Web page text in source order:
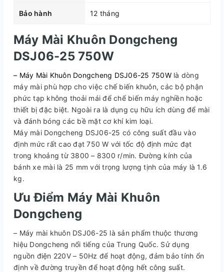
Bảo hành 12 tháng
Máy Mài Khuôn Dongcheng
DSJ06-25 750W
– Máy Mài Khuôn Dongcheng DSJ06-25 750Wlà dòng
máy mài phù hợp cho việc chế biến khuôn, các bộ phận
phức tạp không thoải mái để chế biến máy nghiền hoặc
thiết bị đặc biệt. Ngoài ra là dụng cụ hữu ích dùng để mài
và đánh bóng các bề mặt cơ khí kim loại.
Máy mài Dongcheng DSJ06-25 có công suất đầu vào
định mức rất cao đạt 750 W với tốc độ định mức đạt
trong khoảng từ 3800 – 8300 r/min. Đường kính của
bánh xe mài là 25 mm với trọng lượng tịnh của máy là 1.6
kg.
Ưu Điểm Máy Mài Khuôn
Dongcheng
– Máy mài khuôn DSJ06-25 là sản phẩm thuộc thương
hiệu Dongcheng nổi tiếng của Trung Quốc. Sử dụng
nguồn điện 220V – 50Hz để hoạt động, đảm bảo tính ổn
định về đường truyền để hoạt động hết công suất.